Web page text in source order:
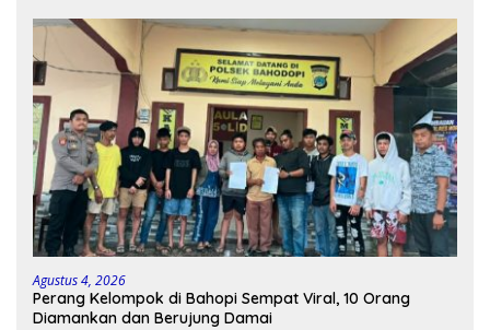
Agustus 4, 2026
Perang Kelompok di Bahopi Sempat Viral, 10 Orang
Diamankan dan Berujung Damai